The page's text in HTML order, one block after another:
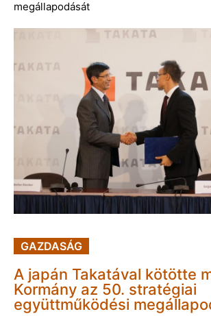
megállapodását
GAZDASÁG
A japán Takatával kötötte
Kormány az 50. stratégiai
együttműködési